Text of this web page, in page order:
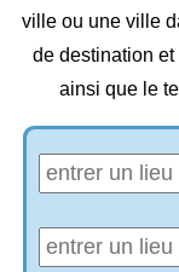
ville ou une ville
de destination
ainsi que le